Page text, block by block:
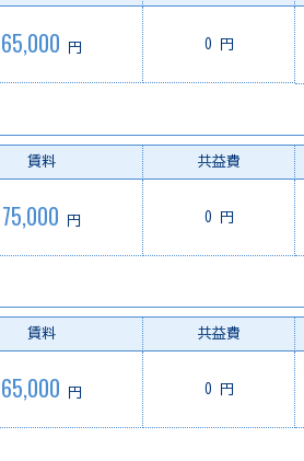
65,000 円 0 円
賃料 共益費
75,000 円 0 円
賃料 共益費
65,000 円 0 円